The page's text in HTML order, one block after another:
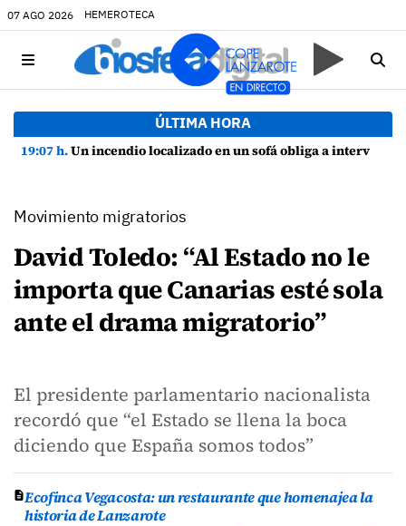
07 AGO 2026 HEMEROTECA
ÚLTIMA HORA
19:07 h.Un incendio localizado en un sofá obliga a intervenir en una vivienda de Playa Honda
Movimiento migratorios
David Toledo: “Al Estado no le
importa que Canarias esté sola
ante el drama migratorio”
El presidente parlamentario nacionalista
recordó que “el Estado se llena la boca
diciendo que España somos todos”
Ecofinca Vegacosta: un restaurante que homenajea la
historia de Lanzarote